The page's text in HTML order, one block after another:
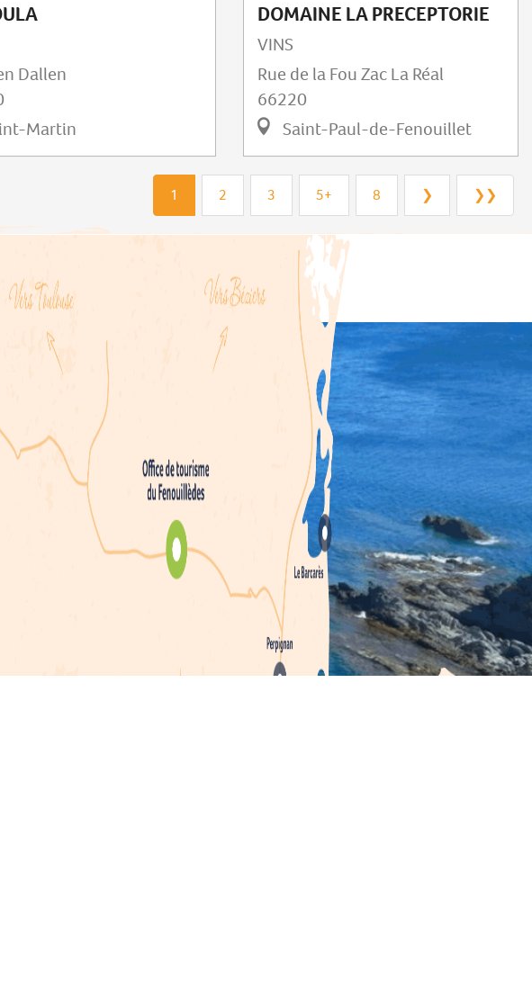
Dallen
Martin
DOMAINE LA PRECEPTORIE
VINS
Rue de la Fou Zac La Réal
66220
Saint-Paul-de-Fenouillet
1 2 3 5+ 8 ❯ ❯❯